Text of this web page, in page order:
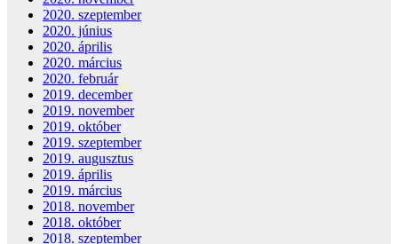
2020. szeptember
2020. június
2020. április
2020. március
2020. február
2019. december
2019. november
2019. október
2019. szeptember
2019. augusztus
2019. április
2019. március
2018. november
2018. október
2018. szeptember